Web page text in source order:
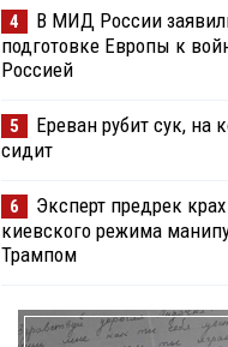
4
В МИД России
подготовке Европы к
Россией
5
Ереван рубит сук, на
сидит
6
Эксперт предрек
киевского режима
Трампом